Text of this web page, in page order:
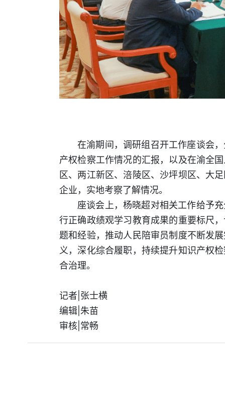
在渝期间，调研组召开工作座谈会
产权检察工作情况的汇报，以及在渝全
区、两江新区、涪陵区、沙坪坝区、大
企业，实地考察了解情况。
座谈会上，杨晓超对相关工作给予
行正确政绩观学习教育成果的重要标尺
题和经验，推动人民陪审员制度不断发
义，深化综合履职，持续提升知识产权
合治理。
记者|张士横
编辑|朱苗
审核|常畅